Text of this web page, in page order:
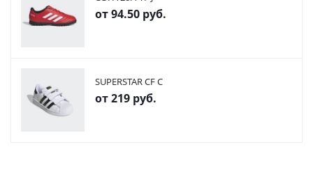
от94.50 руб.
SUPERSTAR CF C
от219 руб.